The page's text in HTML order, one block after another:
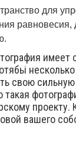
для
равновесия,
имеет
свою сильную
вашего